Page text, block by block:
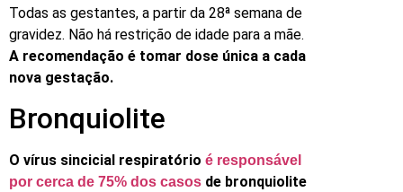
Todas as gestantes, a partir da 28ª semana de
gravidez. Não há restrição de idade para a mãe.
A recomendação é tomar dose única a cada
nova gestação.
Bronquiolite
O vírus sincicial respiratório é responsável
por cerca de 75% dos casos de bronquiolite